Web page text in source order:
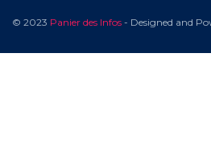
© 2023 Panier des Infos - Designed and